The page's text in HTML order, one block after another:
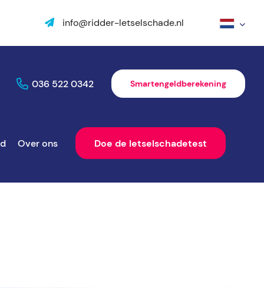
info@ridder-letselschade.nl
036 522 0342 Smartengeldberekening
Over ons Doe de letselschadetest